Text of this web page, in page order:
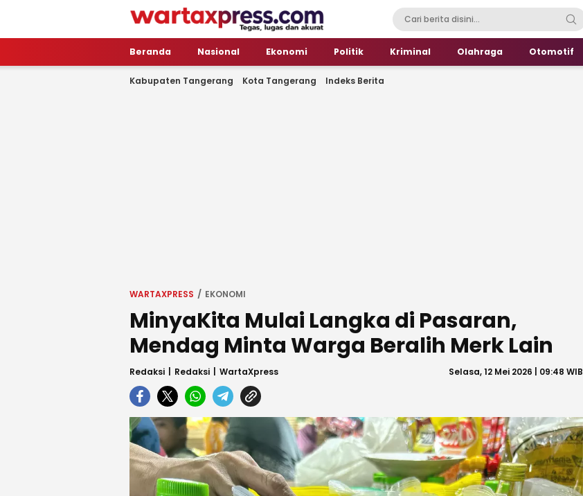
WartaXpress
Tegas, Lugas dan Akurat
Beranda Nasional Ekonomi Politik Kriminal Olahraga Otomotif
Kabupaten Tangerang Kota Tangerang Indeks Berita
WARTAXPRESS EKONOMI
MinyaKita Mulai Langka di Pasaran,
Mendag Minta Warga Beralih Merk Lain
Redaksi Redaksi WartaXpress Selasa, 12 Mei 2026 | 09:48 WIB